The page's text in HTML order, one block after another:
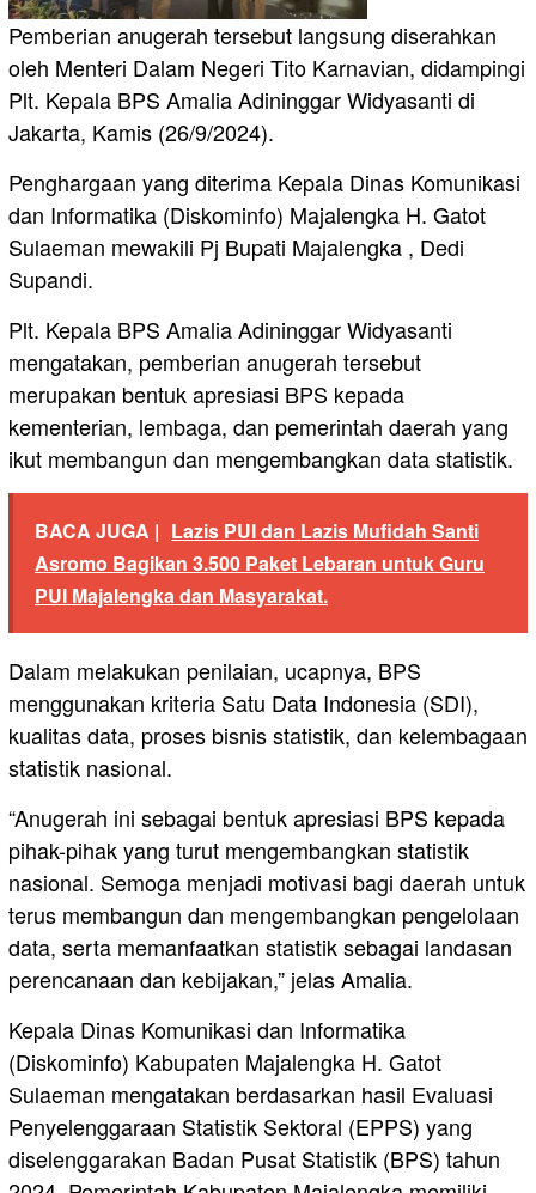
Pemberian anugerah tersebut langsung diserahkan
oleh Menteri Dalam Negeri Tito Karnavian, didampingi
Plt. Kepala BPS Amalia Adininggar Widyasanti di
Jakarta, Kamis (26/9/2024).
Penghargaan yang diterima Kepala Dinas Komunikasi
dan Informatika (Diskominfo) Majalengka H. Gatot
Sulaeman mewakili Pj Bupati Majalengka , Dedi
Supandi.
Plt. Kepala BPS Amalia Adininggar Widyasanti
mengatakan, pemberian anugerah tersebut
merupakan bentuk apresiasi BPS kepada
kementerian, lembaga, dan pemerintah daerah yang
ikut membangun dan mengembangkan data statistik.
BACA JUGA | Lazis PUI dan Lazis Mufidah Santi
Asromo Bagikan 3.500 Paket Lebaran untuk Guru
PUI Majalengka dan Masyarakat.
Dalam melakukan penilaian, ucapnya, BPS
menggunakan kriteria Satu Data Indonesia (SDI),
kualitas data, proses bisnis statistik, dan kelembagaan
statistik nasional.
“Anugerah ini sebagai bentuk apresiasi BPS kepada
pihak-pihak yang turut mengembangkan statistik
nasional. Semoga menjadi motivasi bagi daerah untuk
terus membangun dan mengembangkan pengelolaan
data, serta memanfaatkan statistik sebagai landasan
perencanaan dan kebijakan,” jelas Amalia.
Kepala Dinas Komunikasi dan Informatika
(Diskominfo) Kabupaten Majalengka H. Gatot
Sulaeman mengatakan berdasarkan hasil Evaluasi
Penyelenggaraan Statistik Sektoral (EPPS) yang
diselenggarakan Badan Pusat Statistik (BPS) tahun